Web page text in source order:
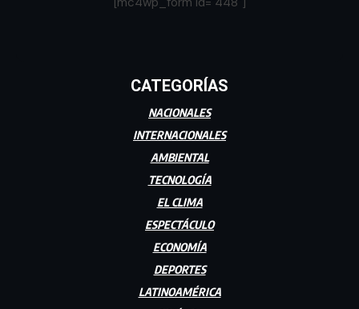
CATEGORÍAS
NACIONALES
INTERNACIONALES
AMBIENTAL
TECNOLOGÍA
EL CLIMA
ESPECTÁCULO
ECONOMÍA
DEPORTES
LATINOAMÉRICA